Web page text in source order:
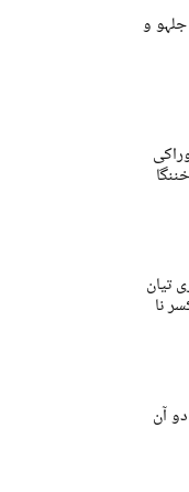
و
تیان
نا
آن